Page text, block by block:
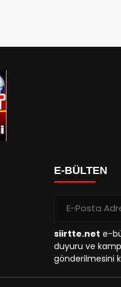
E-BÜLTEN
siirtte.net e-
duyuru ve
gönderilmesini